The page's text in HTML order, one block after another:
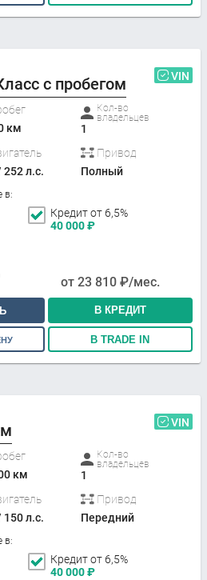
с пробегом VIN
км
Кол-во
владельцев
1
252 л.с.
Привод
Полный
в:
Кредит от 6,5%
40 000₽
от 23 810 ₽/мес.
В КРЕДИТ
В TRADE IN
VIN
км
Кол-во
владельцев
1
150 л.с.
Привод
Передний
в:
Кредит от 6,5%
40 000₽